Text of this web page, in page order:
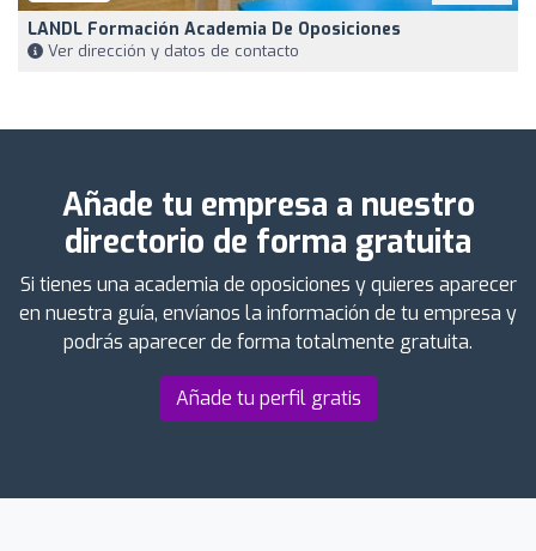
LANDL Formación Academia De Oposiciones
Ver dirección y datos de contacto
Añade tu empresa a nuestro
directorio de forma gratuita
Si tienes una academia de oposiciones y quieres aparecer
en nuestra guía, envíanos la información de tu empresa y
podrás aparecer de forma totalmente gratuita.
Añade tu perfil gratis